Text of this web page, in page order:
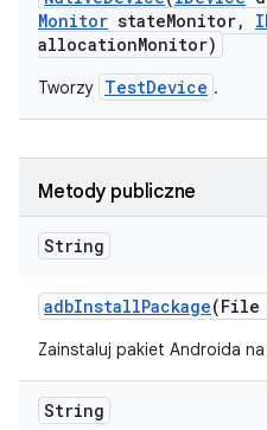
Monitor stateMonitor,
allocationMonitor)
Tworzy TestDevice .
Metody publiczne
String
adbInstallPackage(File
Zainstaluj pakiet Androida
String